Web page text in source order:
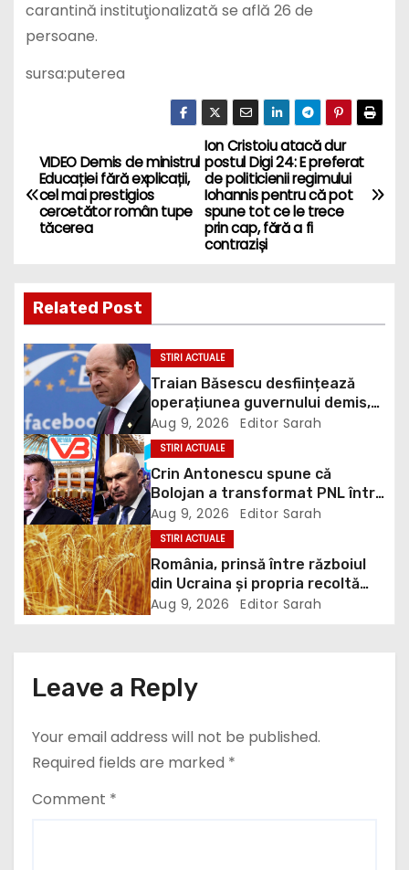
carantină instituţionalizată se află 26 de
persoane.
sursa:puterea
P
o
s
n
a
v
i
g
a
t
i
o
Ion Cristoiu atacă dur
postul Digi 24: E preferat
de politicienii regimului
Iohannis pentru că pot
spune tot ce le trece
prin cap, fără a fi
contraziși
VIDEO Demis de ministrul
Educației fără explicații,
cel mai prestigios
cercetător român tupe
tăcerea
Related Post
STIRI ACTUALE
Traian Băsescu desființează
operațiunea guvernului demis,
Bolojan, de scufundare a
barjelor în Dunăre: „Este o
improvizație”
Aug 9, 2026 Editor Sarah
STIRI ACTUALE
Crin Antonescu spune că
Bolojan a transformat PNL într-
un satelit USR, asemănător
fostului club de fotbal Dinamo
Victoria, care a aparținut Miliției
Aug 9, 2026 Editor Sarah
STIRI ACTUALE
România, prinsă între războiul
din Ucraina și propria recoltă
record: Rusia lovește porturile
Aug 9, 2026 Editor Sarah
Leave a Reply
Your email address will not be published.
Required fields are marked *
Comment *